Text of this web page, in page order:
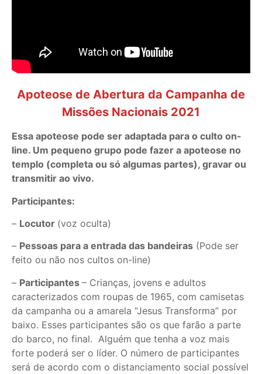
Apoteose de Abertura da Campanha de
Missões Nacionais 2021
Essa apoteose pode ser adaptada para o culto on-
line. Um pequeno grupo pode fazer a apoteose no
templo (completa ou só algumas partes), gravar ou
transmitir ao vivo.
Participantes:
– Locutor (voz oculta)
– Pessoas para a entrada das bandeiras (Pode ser
feito ou não nos cultos on-line)
– Participantes – Crianças, jovens e adultos
caracterizados com roupas de 1965, com camisetas
da campanha ou a amarela “Jesus Transforma” por
baixo. Esses participantes são os que farão a parte
do barco, no final. Alguém que tenha a voz mais
forte poderá ser o líder. O número de participantes
será de acordo com o distanciamento social possível